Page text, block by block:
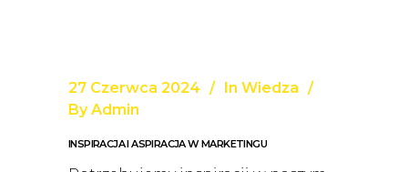
27 Czerwca 2024 In Wiedza
By Admin
INSPIRACJA I ASPIRACJA W MARKETINGU